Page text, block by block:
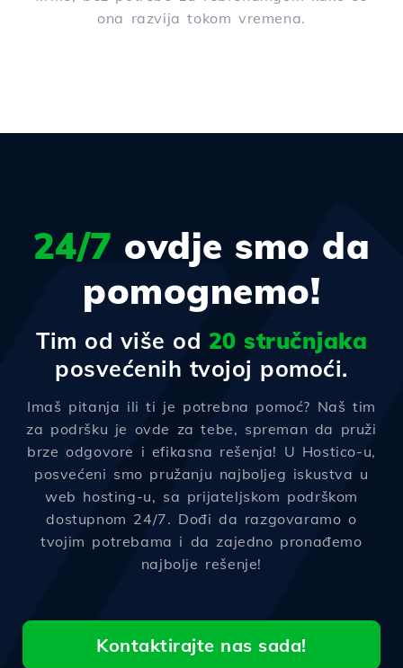
ona razvija tokom vremena.
24/7 ovdje smo da
pomognemo!
Tim od više od 20 stručnjaka
posvećenih tvojoj pomoći.
Imaš pitanja ili ti je potrebna pomoć? Naš tim
za podršku je ovde za tebe, spreman da pruži
brze odgovore i efikasna rešenja! U Hostico-u,
posvećeni smo pružanju najboljeg iskustva u
web hosting-u, sa prijateljskom podrškom
dostupnom 24/7. Dođi da razgovaramo o
tvojim potrebama i da zajedno pronađemo
najbolje rešenje!
Kontaktirajte nas sada!